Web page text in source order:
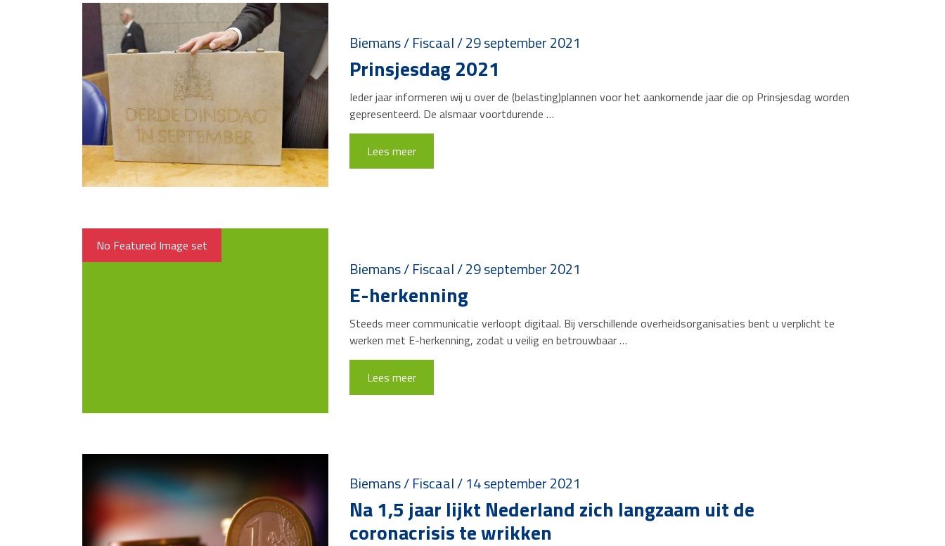
Biemans/Fiscaal/29 september 2021
Prinsjesdag 2021
Ieder jaar informeren wij u over de (belasting)plannen voor het aankomende jaar die op Prinsjesdag worden
gepresenteerd. De alsmaar voortdurende …
Lees meer
No Featured Image set
Biemans/Fiscaal/29 september 2021
E-herkenning
Steeds meer communicatie verloopt digitaal. Bij verschillende overheidsorganisaties bent u verplicht te
werken met E-herkenning, zodat u veilig en betrouwbaar …
Lees meer
Biemans/Fiscaal/14 september 2021
Na 1,5 jaar lijkt Nederland zich langzaam uit de
coronacrisis te wrikken